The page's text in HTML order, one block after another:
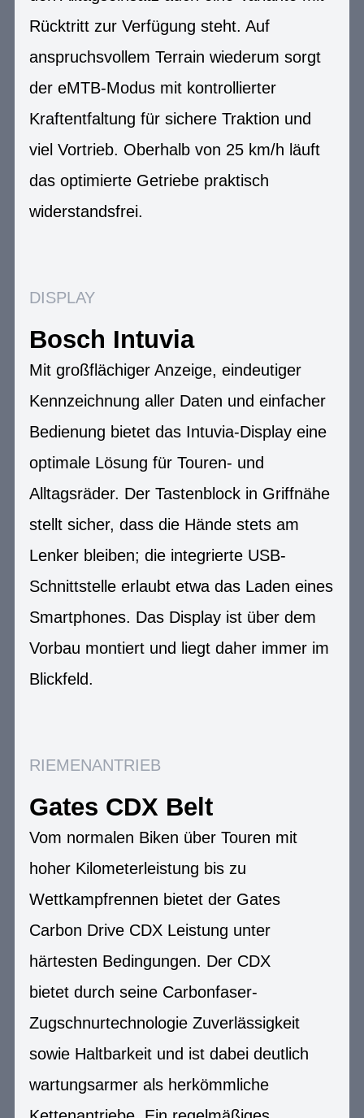
Rücktritt zur Verfügung steht. Auf
anspruchsvollem Terrain wiederum sorgt
der eMTB-Modus mit kontrollierter
Kraftentfaltung für sichere Traktion und
viel Vortrieb. Oberhalb von 25 km/h läuft
das optimierte Getriebe praktisch
widerstandsfrei.
DISPLAY
Bosch Intuvia
Mit großflächiger Anzeige, eindeutiger
Kennzeichnung aller Daten und einfacher
Bedienung bietet das Intuvia-Display eine
optimale Lösung für Touren- und
Alltagsräder. Der Tastenblock in Griffnähe
stellt sicher, dass die Hände stets am
Lenker bleiben; die integrierte USB-
Schnittstelle erlaubt etwa das Laden eines
Smartphones. Das Display ist über dem
Vorbau montiert und liegt daher immer im
Blickfeld.
RIEMENANTRIEB
Gates CDX Belt
Vom normalen Biken über Touren mit
hoher Kilometerleistung bis zu
Wettkampfrennen bietet der Gates
Carbon Drive CDX Leistung unter
härtesten Bedingungen. Der CDX
bietet durch seine Carbonfaser-
Zugschnurtechnologie Zuverlässigkeit
sowie Haltbarkeit und ist dabei deutlich
wartungsarmer als herkömmliche